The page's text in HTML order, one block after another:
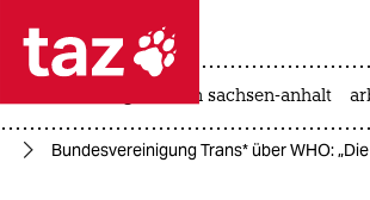
 taz zahl ich
taz zahl ich
landtagswahl in sachsen-anhalt
Bundesvereinigung Trans* über WHO: